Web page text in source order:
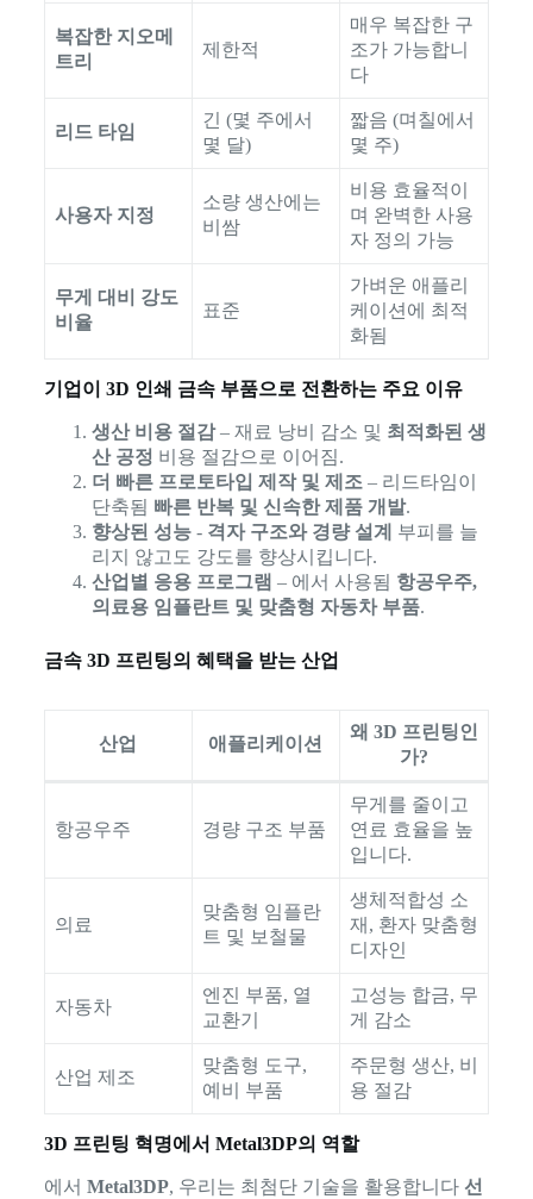
복잡한 지오메
트리
제한적
매우 복잡한 구
조가 가능합니
다
리드 타임
긴 (몇 주에서
몇 달)
짧음 (며칠에서
몇 주)
사용자 지정
소량 생산에는
비쌈
비용 효율적이
며 완벽한 사용
자 정의 가능
무게 대비 강도
비율
표준
가벼운 애플리
케이션에 최적
화됨
기업이 3D 인쇄 금속 부품으로 전환하는 주요 이유
생산 비용 절감– 재료 낭비 감소 및 최적화된 생
산 공정 비용 절감으로 이어짐.
더 빠른 프로토타입 제작 및 제조 – 리드타임이
단축됨 빠른 반복 및 신속한 제품 개발.
향상된 성능- 격자 구조와 경량 설계
부피를 늘
리지 않고도 강도를 향상시킵니다.
산업별 응용 프로그램 – 에서 사용됨 항공우주,
의료용 임플란트 및 맞춤형 자동차 부품.
금속 3D 프린팅의 혜택을 받는 산업
산업 애플리케이션
왜 3D 프린팅인
가?
항공우주 경량 구조 부품
무게를 줄이고
연료 효율을 높
입니다.
의료
맞춤형 임플란
트 및 보철물
생체적합성 소
재, 환자 맞춤형
디자인
자동차
엔진 부품, 열
교환기
고성능 합금, 무
게 감소
산업 제조
맞춤형 도구,
예비 부품
주문형 생산, 비
용 절감
3D 프린팅 혁명에서 Metal3DP의 역할
에서 Metal3DP, 우리는 최첨단 기술을 활용합니다 선